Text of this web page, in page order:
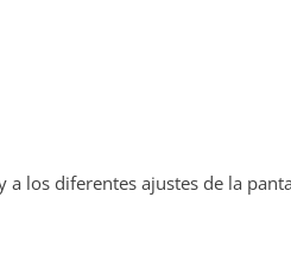
los diferentes ajustes de la